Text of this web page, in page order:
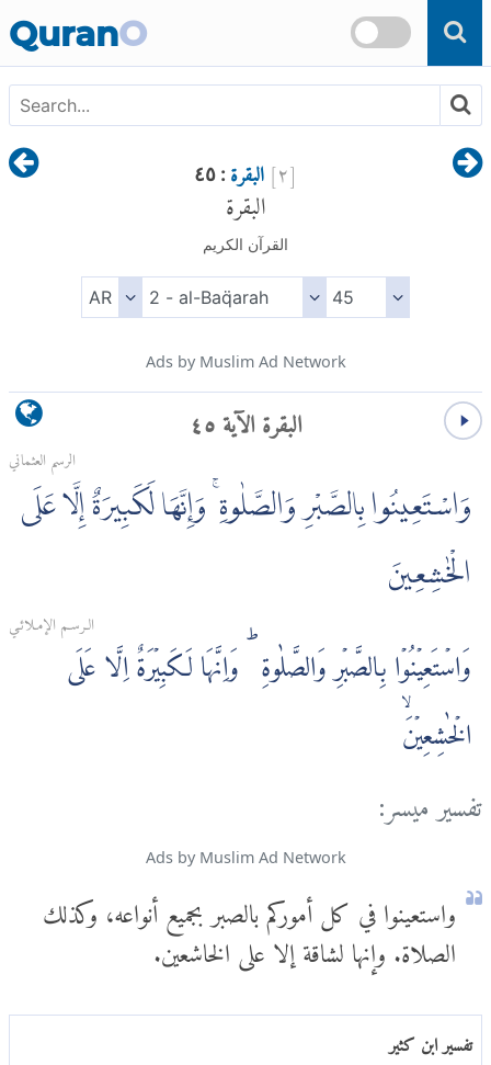
Skip to main content
QuranO
[٢]البقرة : ٤٥البقرة
القرآن الكريم
Ads by Muslim Ad Network
البقرة الآية ٤٥
الرسم العثماني
وَاسْتَعِينُوا بِالصَّبْرِ وَالصَّلٰوةِ ۚ وَإِنَّهَا لَكَبِيرَةٌ إِلَّا عَلَى
الْخٰشِعِينَ
الـرسـم الإمـلائـي
وَاسۡتَعِيۡنُوۡا بِالصَّبۡرِ وَالصَّلٰوةِ ‌ؕ وَاِنَّهَا لَكَبِيۡرَةٌ اِلَّا عَلَى
الۡخٰشِعِيۡنَۙ
تفسير ميسر:
Ads by Muslim Ad Network
واستعينوا في كل أموركم بالصبر بجميع أنواعه، وكذلك
الصلاة. وإنها لشاقة إلا على الخاشعين.
تفسير ابن كثير